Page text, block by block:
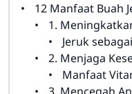
12 Manfaat Buah
1.
Jeruk
2. Menjaga
Manfaat